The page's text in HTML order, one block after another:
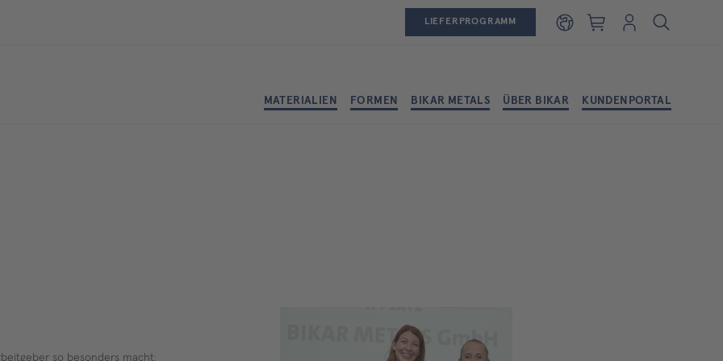
LIEFERPROGRAMM Warenkorb
Login
MATERIALIEN FORMEN BIKAR METALS ÜBER BIKAR KUNDENPORTAL
so besonders macht: